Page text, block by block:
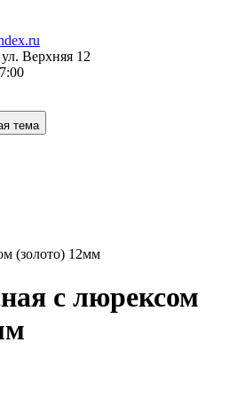
Верхняя 12
тема
(золото) 12мм
с люрексом